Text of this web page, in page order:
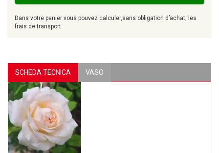
Dans votre panier vous pouvez calculer,sans obligation d’achat, les
frais de transport
SCHEDA TECNICA VASO